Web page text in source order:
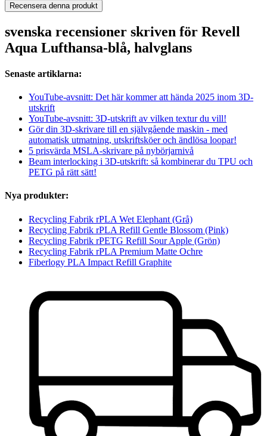
Recensera denna produkt
svenska recensioner skriven för Revell
Aqua Lufthansa-blå, halvglans
Senaste artiklarna:
YouTube-avsnitt: Det här kommer att hända 2025 inom 3D-
utskrift
YouTube-avsnitt: 3D-utskrift av vilken textur du vill!
Gör din 3D-skrivare till en självgående maskin - med
automatisk utmatning, utskriftsköer och ändlösa loopar!
5 prisvärda MSLA-skrivare på nybörjarnivå
Beam interlocking i 3D-utskrift: så kombinerar du TPU och
PETG på rätt sätt!
Nya produkter:
Recycling Fabrik rPLA Wet Elephant (Grå)
Recycling Fabrik rPLA Refill Gentle Blossom (Pink)
Recycling Fabrik rPETG Refill Sour Apple (Grön)
Recycling Fabrik rPLA Premium Matte Ochre
Fiberlogy PLA Impact Refill Graphite